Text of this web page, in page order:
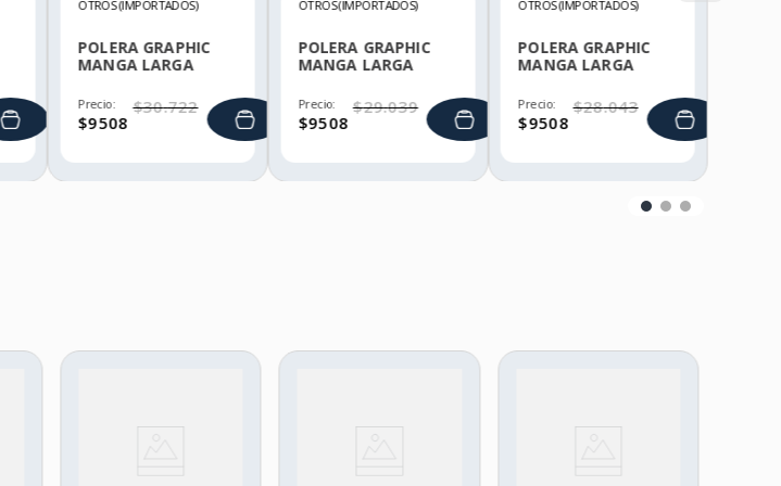
OTROS (IMPORTADOS)
POLERA GRAPHIC
MANGA LARGA
Precio:
$9508
$30.722
OTROS (IMPORTADOS)
POLERA GRAPHIC
MANGA LARGA
Precio:
$9508
$29.039
OTROS (IMPORTADOS)
POLERA GRAPHIC
MANGA LARGA
Precio:
$9508
$28.043